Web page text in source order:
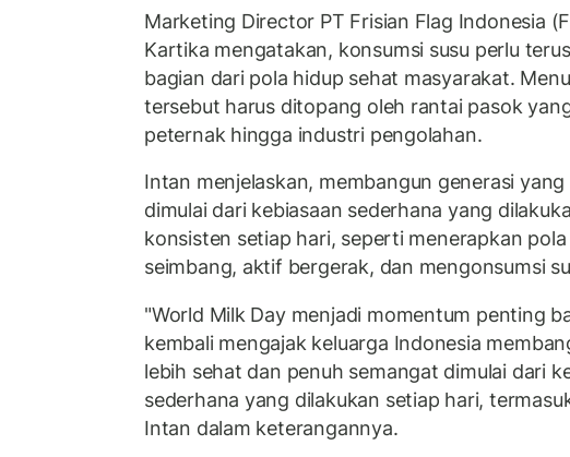
Marketing Director PT Frisian Flag Indonesia
Kartika mengatakan, konsumsi susu perlu
bagian dari pola hidup sehat masyarakat.
tersebut harus ditopang oleh rantai pasok
peternak hingga industri pengolahan.
Intan menjelaskan, membangun generasi
dimulai dari kebiasaan sederhana yang
konsisten setiap hari, seperti menerapkan
seimbang, aktif bergerak, dan mengonsumsi
"World Milk Day menjadi momentum penting
kembali mengajak keluarga Indonesia
lebih sehat dan penuh semangat dimulai dari
sederhana yang dilakukan setiap hari,
Intan dalam keterangannya.